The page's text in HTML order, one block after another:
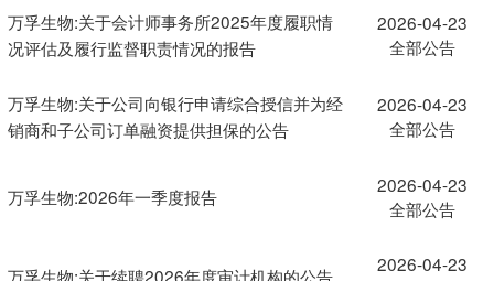
万孚生物:关于会计师事务所2025年度履职情
况评估及履行监督职责情况的报告
2026-04-23
全部公告
万孚生物:关于公司向银行申请综合授信并为经
销商和子公司订单融资提供担保的公告
2026-04-23
全部公告
万孚生物:2026年一季度报告
2026-04-23
全部公告
万孚生物:关于续聘2026年度审计机构的公告
2026-04-23